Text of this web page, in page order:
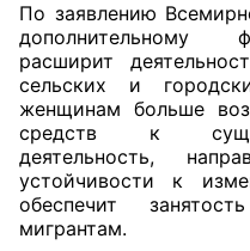
По заявлению
дополнительному
расширит
сельских и
женщинам больше
средств к
деятельность,
устойчивости к
обеспечит
мигрантам.